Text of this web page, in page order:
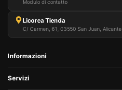
Modulo di contatto
Licorea Tienda
C/ Carmen, 61, 03550 San Juan, Alicante
Informazioni
Servizi